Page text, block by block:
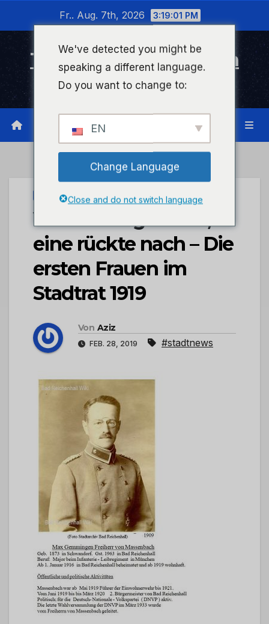
wechseln
Fr.. Aug. 7th, 2026 3:19:02 PM
Timeline Bad Kreuznach
Infonetzwerk für Bad Kreuznach
STADTKREUZNACH
Vier direkt gewählt,
eine rückte nach – Die
ersten Frauen im
Stadtrat 1919
Von Aziz
FEB. 28, 2019 #stadtnews
We've detected you might be
speaking a different language.
Do you want to change to:
EN
Change Language
Close and do not switch language